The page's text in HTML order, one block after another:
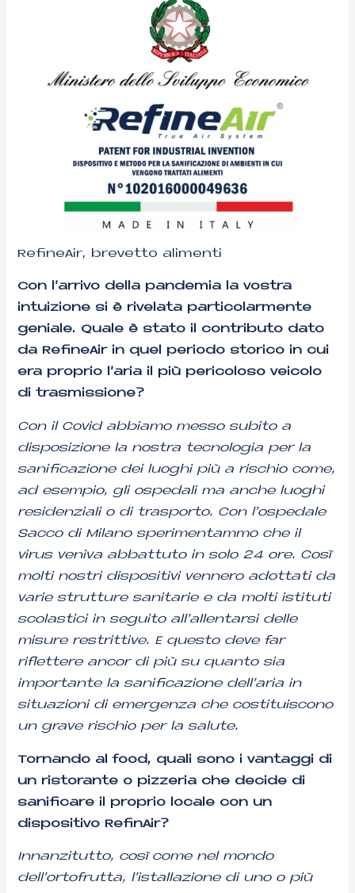
RefineAir, brevetto alimenti
Con l’arrivo della pandemia la vostra
intuizione si è rivelata particolarmente
geniale. Quale è stato il contributo dato
da RefineAir in quel periodo storico in cui
era proprio l’aria il più pericoloso veicolo
di trasmissione?
Con il Covid abbiamo messo subito a
disposizione la nostra tecnologia per la
sanificazione dei luoghi più a rischio come,
ad esempio, gli ospedali ma anche luoghi
residenziali o di trasporto. Con l’ospedale
Sacco di Milano sperimentammo che il
virus veniva abbattuto in solo 24 ore. Così
molti nostri dispositivi vennero adottati da
varie strutture sanitarie e da molti istituti
scolastici in seguito all’allentarsi delle
misure restrittive. E questo deve far
riflettere ancor di più su quanto sia
importante la sanificazione dell’aria in
situazioni di emergenza che costituiscono
un grave rischio per la salute.
Tornando al food, quali sono i vantaggi di
un ristorante o pizzeria che decide di
sanificare il proprio locale con un
dispositivo RefinAir?
Innanzitutto, così come nel mondo
dell’ortofrutta, l’istallazione di uno o più